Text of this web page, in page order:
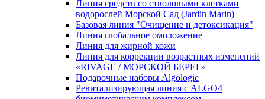
Линия средств со стволовыми клетками
водорослей Морской Сад (Jardin Marin)
Базовая линия "Очищение и детоксикация"
Линия глобальное омоложение
Линия для жирной кожи
Линия для коррекции возрастных изменений
«RIVAGE / МОРСКОЙ БЕРЕГ»
Подарочные наборы Algologie
Ревитализирующая линия с ALGO4